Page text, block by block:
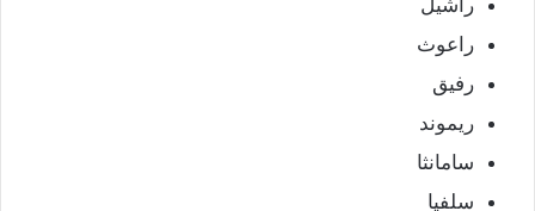
راشيل
راعوث
رفيق
ريموند
سامانثا
سلفيا